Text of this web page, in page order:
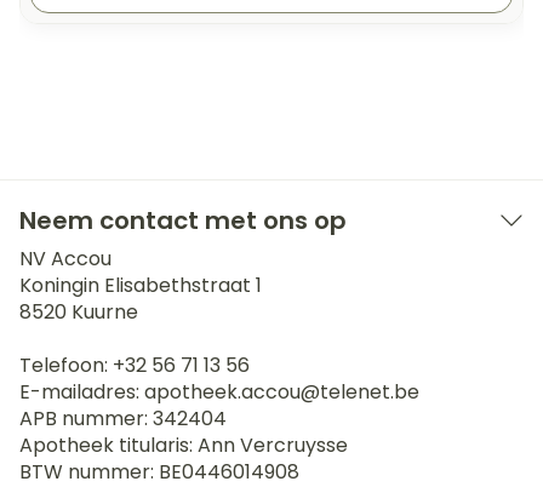
Neem contact met ons op
NV Accou
Koningin Elisabethstraat 1
8520 Kuurne
Telefoon: +32 56 71 13 56
E-mailadres: apotheek.accou@telenet.be
APB nummer: 342404
Apotheek titularis: Ann Vercruysse
BTW nummer: BE0446014908